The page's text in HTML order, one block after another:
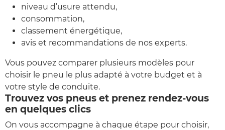
niveau d’usure attendu,
consommation,
classement énergétique,
avis et recommandations de nos experts.
Vous pouvez comparer plusieurs modèles pour
choisir le pneu le plus adapté à votre budget et à
votre style de conduite.
Trouvez vos pneus et prenez rendez-vous
en quelques clics
On vous accompagne à chaque étape pour choisir,